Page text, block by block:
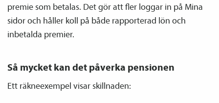
premie som betalas. Det gör att fler loggar in på Mina
sidor och håller koll på både rapporterad lön och
inbetalda premier.
Så mycket kan det påverka pensionen
Ett räkneexempel visar skillnaden: